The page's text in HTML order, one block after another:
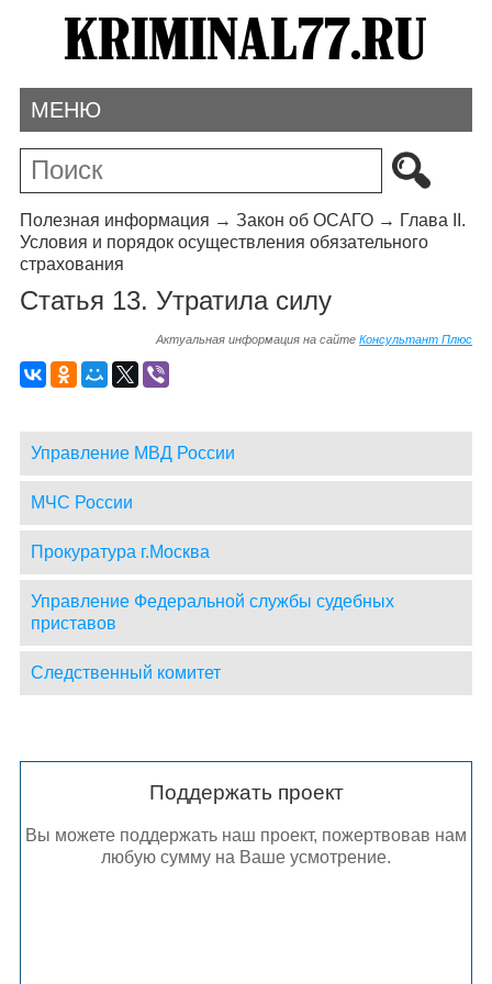
МЕНЮ
Полезная информация → Закон об ОСАГО→ Глава II.
Условия и порядок осуществления обязательного
страхования
Статья 13. Утратила силу
Актуальная информация на сайтеКонсультант Плюс
Управление МВД России
МЧС России
Прокуратура г.Москва
Управление Федеральной службы судебных
приставов
Следственный комитет
Поддержать проект
Вы можете поддержать наш проект, пожертвовав нам
любую сумму на Ваше усмотрение.